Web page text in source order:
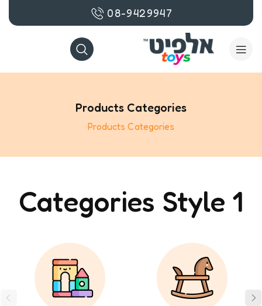
08-9429947
Products Categories
Products Categories
Categories Style 1